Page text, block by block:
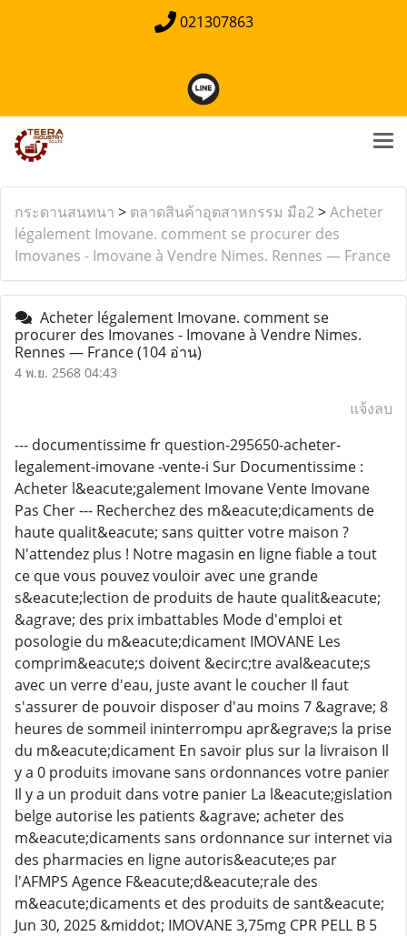
021307863
กระดานสนทนา > ตลาดสินค้าอุตสาหกรรม มือ2>Acheter
légalement Imovane. comment se procurer des
Imovanes - Imovane à Vendre Nimes. Rennes — France
Acheter légalement Imovane. comment se
procurer des Imovanes - Imovane à Vendre Nimes.
Rennes — France(104 อ่าน)
4 พ.ย. 2568 04:43
แจ้งลบ
--- documentissime fr question-295650-acheter-
legalement-imovane -vente-i Sur Documentissime :
Acheter l&eacute;galement Imovane Vente Imovane
Pas Cher --- Recherchez des m&eacute;dicaments de
haute qualit&eacute; sans quitter votre maison ?
N'attendez plus ! Notre magasin en ligne fiable a tout
ce que vous pouvez vouloir avec une grande
s&eacute;lection de produits de haute qualit&eacute;
&agrave; des prix imbattables Mode d'emploi et
posologie du m&eacute;dicament IMOVANE Les
comprim&eacute;s doivent &ecirc;tre aval&eacute;s
avec un verre d'eau, juste avant le coucher Il faut
s'assurer de pouvoir disposer d'au moins 7 &agrave; 8
heures de sommeil ininterrompu apr&egrave;s la prise
du m&eacute;dicament En savoir plus sur la livraison Il
y a 0 produits imovane sans ordonnances votre panier
Il y a un produit dans votre panier La l&eacute;gislation
belge autorise les patients &agrave; acheter des
m&eacute;dicaments sans ordonnance sur internet via
des pharmacies en ligne autoris&eacute;es par
l'AFMPS Agence F&eacute;d&eacute;rale des
m&eacute;dicaments et des produits de sant&eacute;
Jun 30, 2025 &middot; IMOVANE 3,75mg CPR PELL B 5